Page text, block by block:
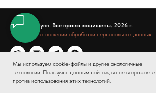
Мы используем cookie-файлы и другие аналогичные
технологии. Пользуясь данным сайтом, вы не возражаете
против использования этих технологий.
© Пиюк групп. Все права защищены. 2026 г.
Политика в отношении обработки персональных данных.